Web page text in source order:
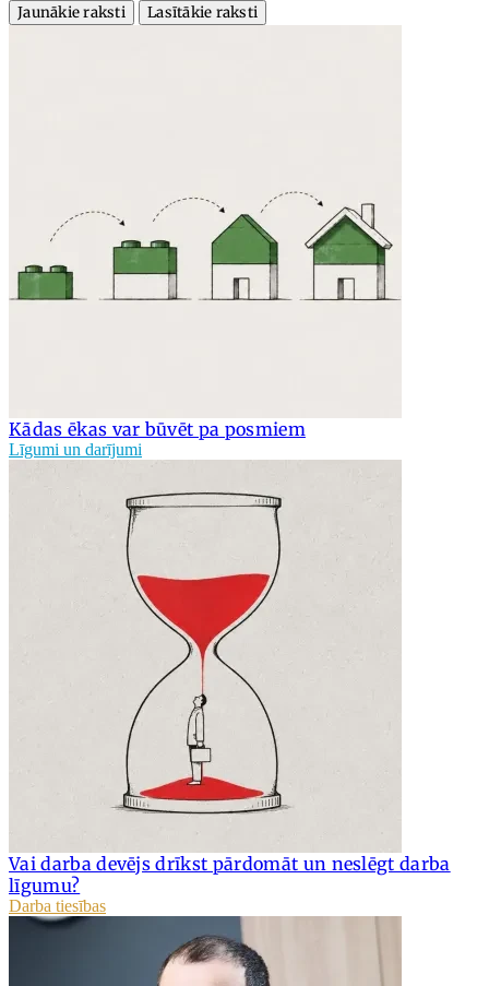
Jaunākie raksti
Lasītākie raksti
Kādas ēkas var būvēt pa posmiem
Līgumi un darījumi
Vai darba devējs drīkst pārdomāt un neslēgt darba
līgumu?
Darba tiesības